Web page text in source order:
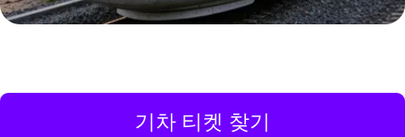
기차 티켓 찾기